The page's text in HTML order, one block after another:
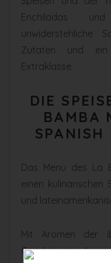
Enchiladas
unwiderstehliche
Zutaten und ein
Extraklasse.
DIE
BAMBA
SPANISH
Das Menü des La
einen kulinarischen
und
Mit Aromen der
Gerichte wie Aroz